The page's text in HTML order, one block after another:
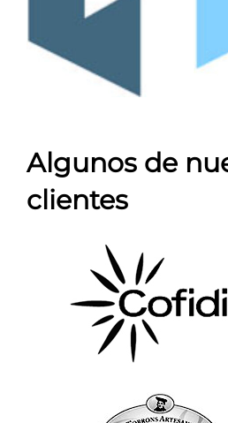
Algunos de
clientes